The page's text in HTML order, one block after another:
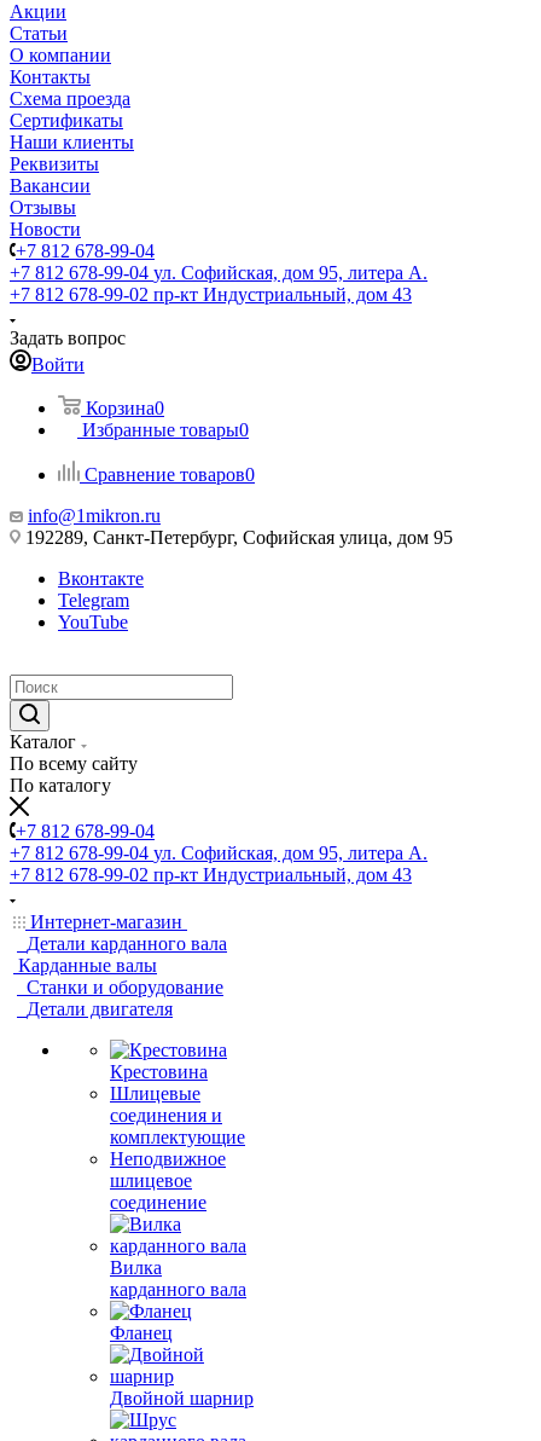
Акции
Статьи
О компании
Контакты
Схема проезда
Сертификаты
Наши клиенты
Реквизиты
Вакансии
Отзывы
Новости
+7 812 678-99-04
+7 812 678-99-04 ул. Софийская, дом 95, литера А.
+7 812 678-99-02 пр-кт Индустриальный, дом 43
Задать вопрос
Войти
Корзина0
Избранные товары0
Сравнение товаров0
info@1mikron.ru
192289, Санкт-Петербург, Софийская улица, дом 95
Вконтакте
Telegram
YouTube
Каталог
По всему сайту
По каталогу
+7 812 678-99-04
+7 812 678-99-04 ул. Софийская, дом 95, литера А.
+7 812 678-99-02 пр-кт Индустриальный, дом 43
Интернет-магазин
Детали карданного вала
Карданные валы
Станки и оборудование
Детали двигателя
Крестовина
Шлицевые
соединения и
комплектующие
Неподвижное
шлицевое
соединение
Вилка
карданного вала
Фланец
Двойной шарнир